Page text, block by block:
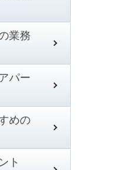
業務
パー
めの
ト